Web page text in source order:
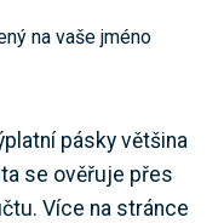
na vaše jméno
pásky většina
se ověřuje přes
Více na stránce